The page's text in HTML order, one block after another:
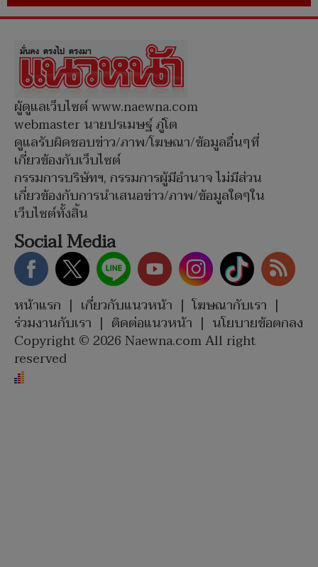
ผู้ดูแลเว็บไซต์ www.naewna.com
webmaster นายปรเมษฐ์ ภู่โต
ดูแลรับผิดชอบข่าว/ภาพ/โฆษณา/ข้อมูลอื่นๆที่
เกี่ยวข้องกับเว็บไซต์
กรรมการบริษัทฯ, กรรมการผู้มีอำนาจ ไม่มีส่วน
เกี่ยวข้องกับการนำเสนอข่าว/ภาพ/ข้อมูลใดๆใน
เว็บไซต์ทั้งสิ้น
Social Media
หน้าแรก | เกี่ยวกับแนวหน้า | โฆษณากับเรา |
ร่วมงานกับเรา | ติดต่อแนวหน้า | นโยบายข้อตกลง
Copyright © 2026 Naewna.com All right
reserved